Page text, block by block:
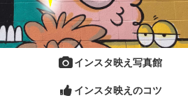
インスタ映え写真館
インスタ映えのコツ